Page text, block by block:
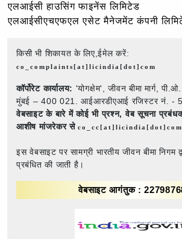
एलआईसी हाउसिंग फाइनेंस लिमिटेड
एलआईसीएचएफएल एसेट मैनेजमेंट कंपनी
किसी भी शिकायत के लिए,ईमेल करें:
co_complaints[at]licindia[dot]com
कॉर्पोरेट कार्यालय: 'योगक्षेम', जीवन बीमा मार्ग,
मुंबई – 400 021. आईआरडीएआई रजिस्टर नं. -
वेबसाइट के बारे में कोई भी प्रश्न, वेब सूचना प्रबंधक
आशीष मांजरेकर से
इस वेबसाइट पर सामग्री भारतीय जीवन बीमा निगम
प्रबंधित की जाती है।
वेबसाइट आगंतुक :